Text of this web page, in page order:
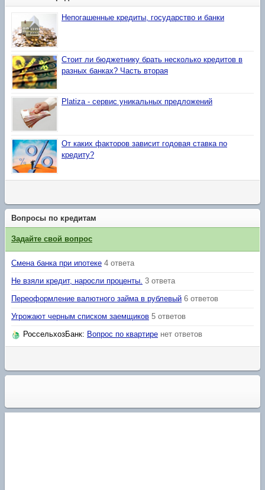
Непогашенные кредиты, государство и банки
Стоит ли бюджетнику брать несколько кредитов в
разных банках? Часть вторая
Platiza - сервис уникальных предложений
От каких факторов зависит годовая ставка по
кредиту?
Вопросы по кредитам
Задайте свой вопрос
Смена банка при ипотеке 4 ответа
Не взяли кредит, наросли проценты. 3 ответа
Переоформление валютного займа в рублевый 6 ответов
Угрожают черным списком заемщиков 5 ответов
РоссельхозБанк: Вопрос по квартире нет ответов